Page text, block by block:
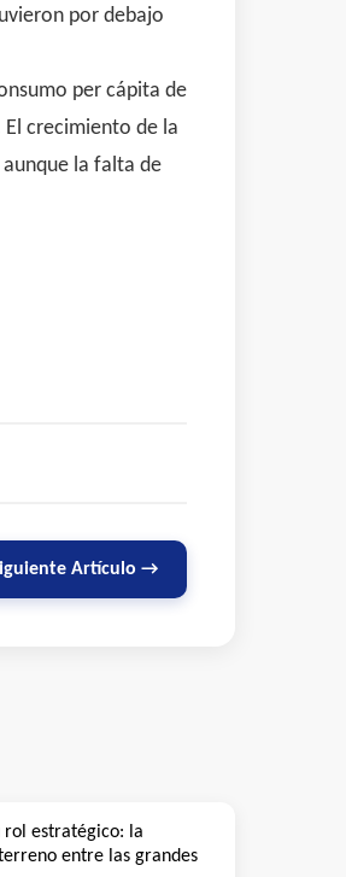
por debajo
per cápita de
crecimiento de la
la falta de
Artículo →